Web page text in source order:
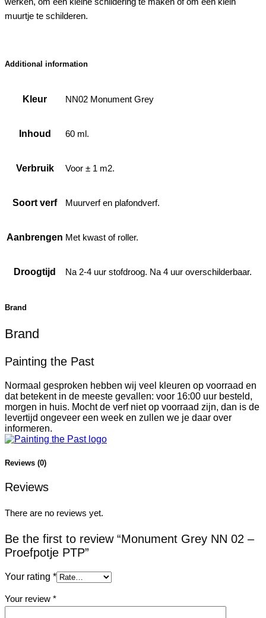
muurtje te schilderen.
Additional information
Kleur NN02 Monument Grey
Inhoud 60 ml.
Verbruik Voor ± 1 m2.
Soort verf Muurverf en plafondverf.
Aanbrengen Met kwast of roller.
Droogtijd Na 2-4 uur stofdroog. Na 4 uur overschilderbaar.
Brand
Brand
Painting the Past
Normaal gesproken hebben wij veel kleuren op voorraad en
dat betekent in de meeste gevallen: voor 16:00 uur besteld,
morgen in huis. Mocht de verf niet op voorraad zijn, dan is de
levertijd ongeveer een week en zullen we je daar over
informeren.
Reviews (0)
Reviews
There are no reviews yet.
Be the first to review “Monument Grey NN 02 –
Proefpotje PTP”
Your rating *
Your review *